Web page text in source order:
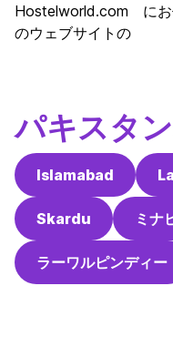
Hostelworld.com にお
のウェブサイトの
パキスタン
Islamabad
Skardu ミナ
ラーワルピンディー